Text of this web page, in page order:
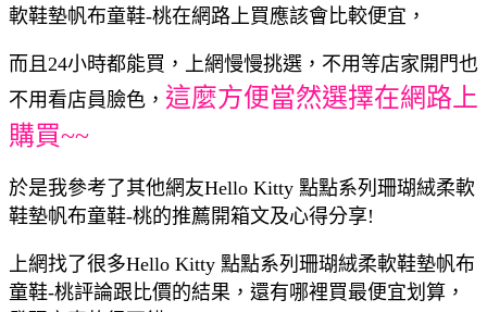
軟鞋墊帆布童鞋-桃在網路上買應該會比較便宜，
而且24小時都能買，上網慢慢挑選，不用等店家開門也
不用看店員臉色， 這麼方便當然選擇在網路上
購買~~
於是我參考了其他網友Hello Kitty 點點系列珊瑚絨柔軟
鞋墊帆布童鞋-桃的推薦開箱文及心得分享!
上網找了很多Hello Kitty 點點系列珊瑚絨柔軟鞋墊帆布
童鞋-桃評論跟比價的結果，還有哪裡買最便宜划算，